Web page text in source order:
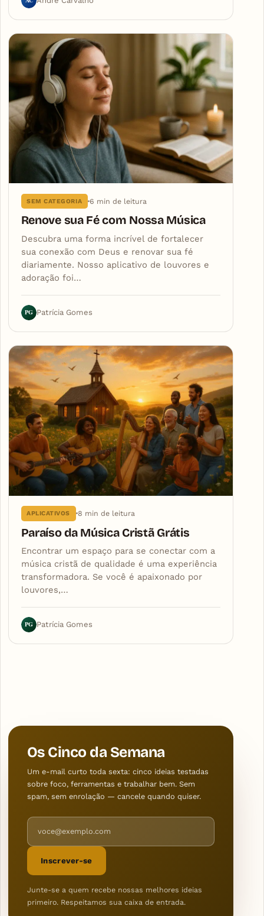
SEM CATEGORIA 6 min de leitura
Renove sua Fé com Nossa Música
Descubra uma forma incrível de fortalecer
sua conexão com Deus e renovar sua fé
diariamente. Nosso aplicativo de louvores e
adoração foi…
PG Patrícia Gomes
APLICATIVOS 8 min de leitura
Paraíso da Música Cristã Grátis
Encontrar um espaço para se conectar com a
música cristã de qualidade é uma experiência
transformadora. Se você é apaixonado por
louvores,…
PG Patrícia Gomes
Os Cinco da Semana
Um e-mail curto toda sexta: cinco ideias testadas
sobre foco, ferramentas e trabalhar bem. Sem
spam, sem enrolação — cancele quando quiser.
Endereço de e-mail
Inscrever-se
Junte-se a quem recebe nossas melhores ideias
primeiro. Respeitamos sua caixa de entrada.